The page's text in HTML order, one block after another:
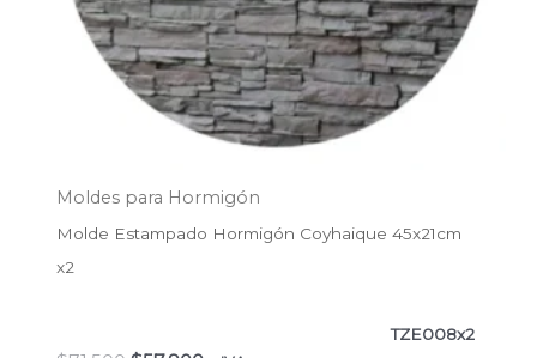
Moldes para Hormigón
Molde Estampado Hormigón Coyhaique 45x21cm
x2
TZE008x2